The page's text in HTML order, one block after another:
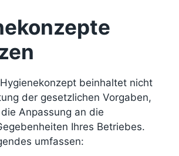
beinhaltet nicht
der gesetzlichen Vorgaben,
Anpassung an die
Ihres Betriebes.
umfassen: